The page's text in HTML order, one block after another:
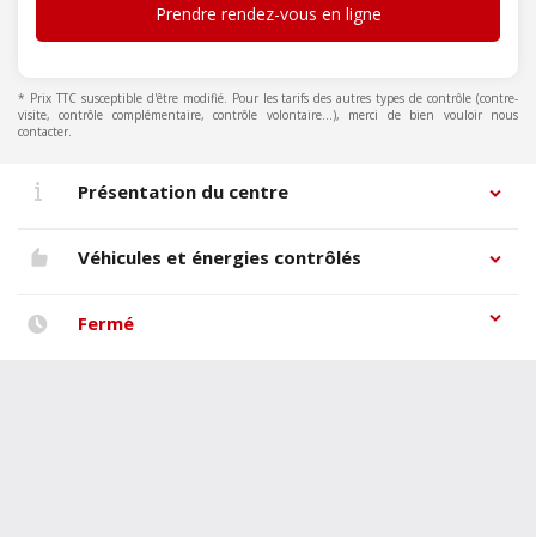
Prendre rendez-vous en ligne
* Prix TTC susceptible d'être modifié. Pour les tarifs des autres types de contrôle (contre-
visite, contrôle complémentaire, contrôle volontaire...), merci de bien vouloir nous
contacter.
Présentation du centre
Véhicules et énergies contrôlés
Fermé